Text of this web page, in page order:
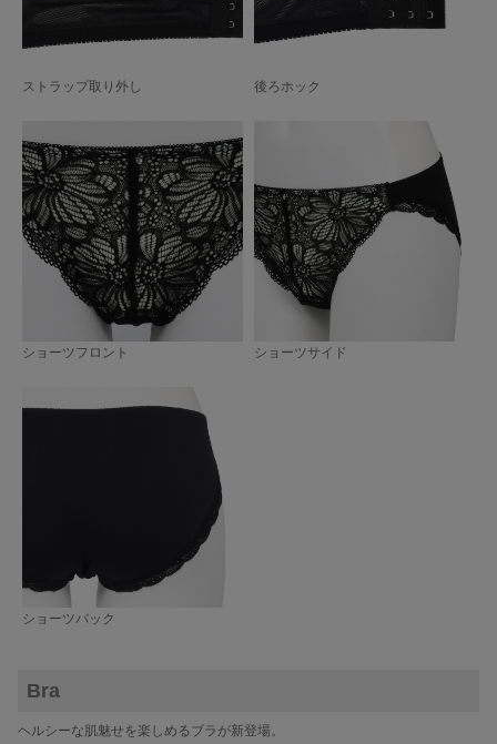
ストラップ取り外し 後ろホック
ショーツフロント ショーツサイド
ショーツバック
Bra
ヘルシーな肌魅せを楽しめるブラが新登場。